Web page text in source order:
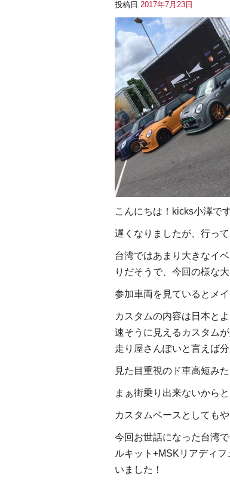
投稿日 2017年7月23日
こんにちは！kicks小澤です
遅くなりましたが、行っ
台湾ではあまり大きなイ
りだそうで、今回の様な
参加車両を見ているとメ
カスタムの内容は日本と
速そうに見えるカスタムが
走り屋さんぽいと言えば
見た目重視のド車高短み
まぁ街乗り出来ないから
カスタムベースとしても
今回お世話になった台湾
ルキット+MSKリアディ
いました！